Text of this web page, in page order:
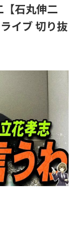
石丸伸二
イブ 切り抜